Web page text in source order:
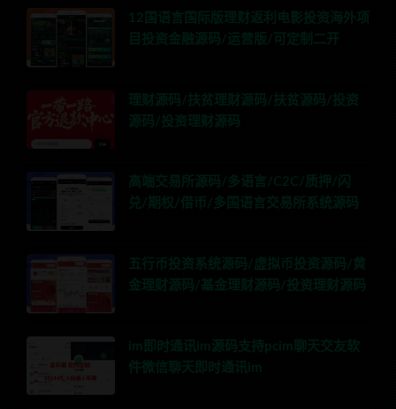
12国语言国际版理财返利电影投资海外项
目投资金融源码/运营版/可定制二开
理财源码/扶贫理财源码/扶贫源码/投资
源码/投资理财源码
高端交易所源码/多语言/C2C/质押/闪
兑/期权/借币/多国语言交易所系统源码
五行币投资系统源码/虚拟币投资源码/黄
金理财源码/基金理财源码/投资理财源码
im即时通讯im源码支持pcim聊天交友软
件微信聊天即时通讯im